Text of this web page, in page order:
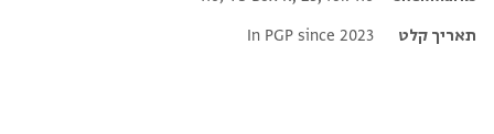
תאריך קלט
In PGP since 2023